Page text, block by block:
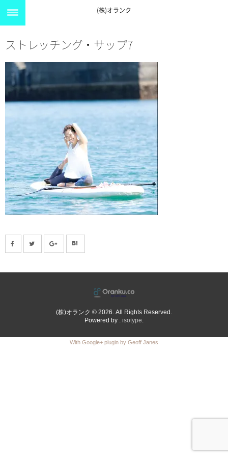
(株)オランク
ストレッチング・サップ7
(株)オランク © 2026. All Rights Reserved.
Powered by . isotype.
With Google+ plugin by Geoff Janes